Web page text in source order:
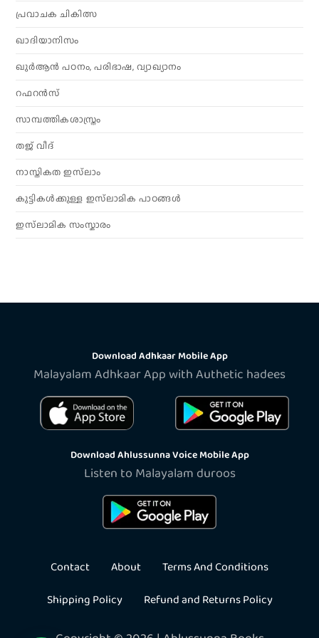
പ്രവാചക ചികിത്സ
ഖാദിയാനിസം
ഖുർആൻ പഠനം, പരിഭാഷ, വ്യാഖ്യാനം
റഫറൻസ്
സാമ്പത്തികശാസ്ത്രം
തജ് വീദ്
നാസ്തികത ഇസ്‌ലാം
കുട്ടികൾക്കുള്ള ഇസ്‌ലാമിക പാഠങ്ങൾ
ഇസ്‌ലാമിക സംസ്കാരം
Download Adhkaar Mobile App
Malayalam Adhkaar App with Authetic hadees
Download Ahlussunna Voice Mobile App
Listen to Malayalam duroos
Contact About
Terms And Conditions
Shipping Policy
Refund and Returns Policy